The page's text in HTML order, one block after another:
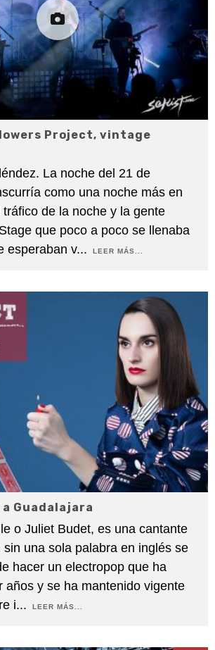
Project, vintage
La noche del 21 de
como una noche más en
de la noche y la gente
que poco a poco se llenaba
esperaban v... LEER MÁS...
Guadalajara
o Juliet Budet, es una cantante
una sola palabra en inglés se
hacer un electropop que ha
años y se ha mantenido vigente
i... LEER MÁS...